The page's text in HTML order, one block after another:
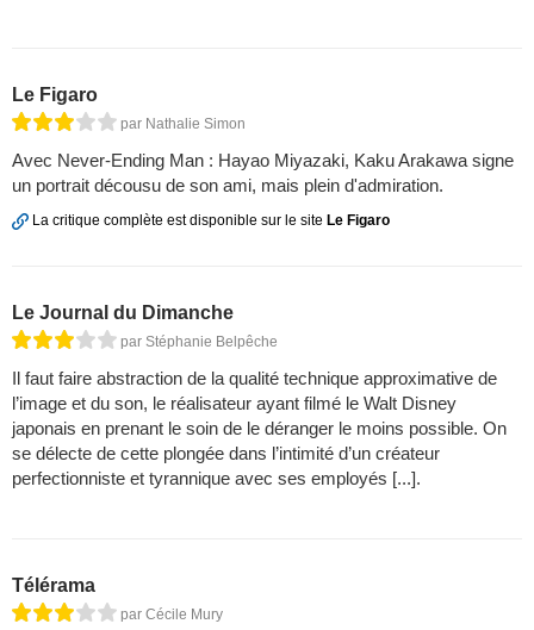
Le Figaro
par Nathalie Simon
Avec Never-Ending Man : Hayao Miyazaki, Kaku Arakawa signe
un portrait décousu de son ami, mais plein d'admiration.
La critique complète est disponible sur le site Le Figaro
Le Journal du Dimanche
par Stéphanie Belpêche
Il faut faire abstraction de la qualité technique approximative de
l’image et du son, le réalisateur ayant filmé le Walt Disney
japonais en prenant le soin de le déranger le moins possible. On
se délecte de cette plongée dans l’intimité d’un créateur
perfectionniste et tyrannique avec ses employés [...].
Télérama
par Cécile Mury